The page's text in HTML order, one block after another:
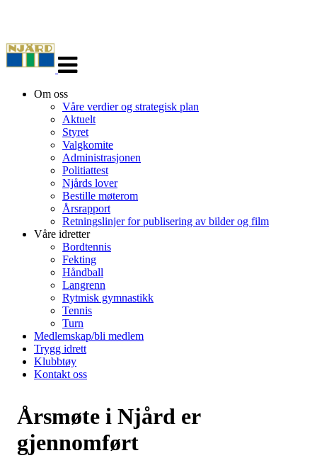
navigasjon
Om oss
Våre verdier og strategisk plan
Aktuelt
Styret
Valgkomite
Administrasjonen
Politiattest
Njårds lover
Bestille møterom
Årsrapport
Retningslinjer for publisering av bilder og film
Våre idretter
Bordtennis
Fekting
Håndball
Langrenn
Rytmisk gymnastikk
Tennis
Turn
Medlemskap/bli medlem
Trygg idrett
Klubbtøy
Kontakt oss
Årsmøte i Njård er
gjennomført